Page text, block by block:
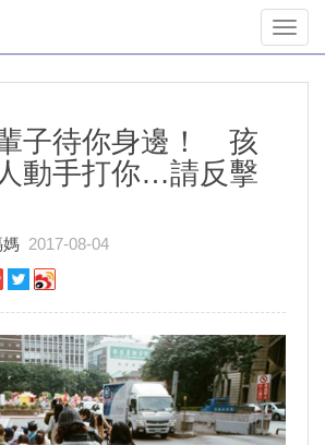
子待你身邊！ 孩
動手打你…請反擊
媽 2017-08-04